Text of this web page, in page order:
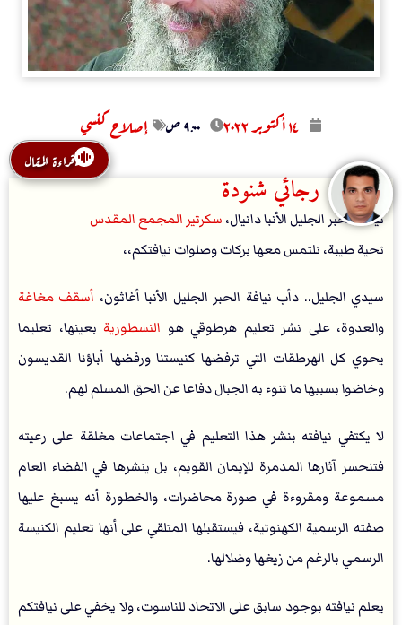
۱٤ أكتوبر ۲۰۲۲ ۹:۰۰ ص إصلاح كنسي
قراءة المقال
رجائي شنودة
نيافة الحبر الجليل الأنبا دانيال، سكرتير المجمع المقدس
تحية طيبة، نلتمس معها بركات وصلوات نيافتكم،،
سيدي الجليل.. دأب نيافة الحبر الجليل الأنبا أغاثون، أسقف مغاغة
والعدوة، على نشر تعليم هرطوقي هو النسطورية بعينها، تعليما
يحوي كل الهرطقات التي ترفضها كنيستنا ورفضها أباؤنا القديسون
وخاضوا بسببها ما تنوء به الجبال دفاعا عن الحق المسلم لهم.
لا يكتفي نيافته بنشر هذا التعليم في اجتماعات مغلقة على رعيته
فتنحسر آثارها المدمرة للإيمان القويم، بل ينشرها في الفضاء العام
مسموعة ومقروءة في صورة محاضرات، والخطورة أنه يسبغ عليها
صفته الرسمية الكهنوتية، فيستقبلها المتلقي على أنها تعليم الكنيسة
الرسمي بالرغم من زيغها وضلالها.
يعلم نيافته بوجود سابق على الاتحاد للناسوت، ولا يخفي على نيافتكم